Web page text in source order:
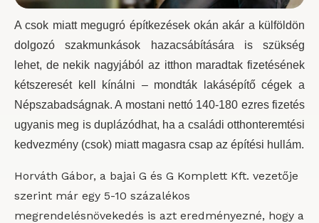
A csok miatt megugró építkezések okán akár a külföldön
dolgozó szakmunkások hazacsábítására is szükség
lehet, de nekik nagyjából az itthon maradtak fizetésének
kétszeresét kell kínálni – mondták lakásépítő cégek a
Népszabadságnak. A mostani nettó 140-180 ezres fizetés
ugyanis meg is duplázódhat, ha a családi otthonteremtési
kedvezmény (csok) miatt magasra csap az építési hullám.
Horváth Gábor, a bajai G és G Komplett Kft. vezetője
szerint már egy 5-10 százalékos
megrendelésnövekedés is azt eredményezné, hogy a